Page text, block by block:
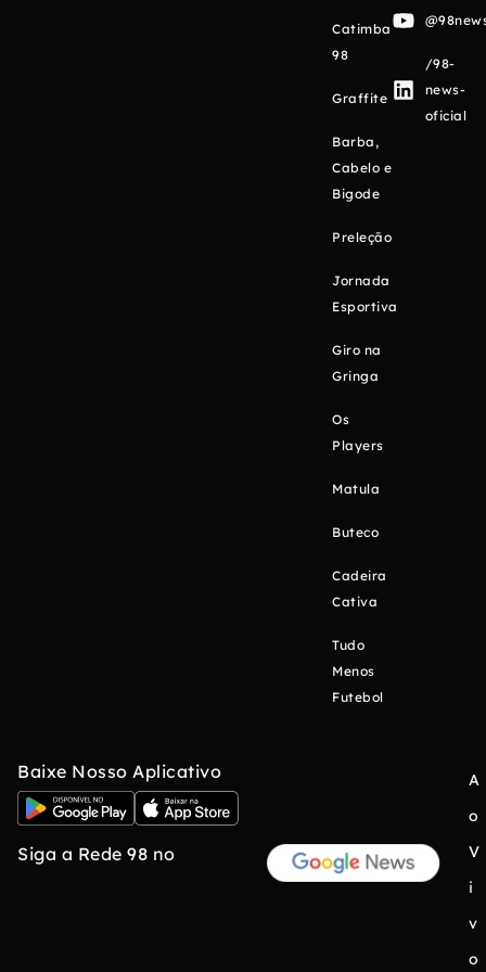
Catimba
98
Graffite
Barba,
Cabelo e
Bigode
Preleção
Jornada
Esportiva
Giro na
Gringa
Os
Players
Matula
Buteco
Cadeira
Cativa
Tudo
Menos
Futebol
/98-
news-
oficial
Baixe Nosso Aplicativo
Siga a Rede 98 no
A
o
V
i
v
o